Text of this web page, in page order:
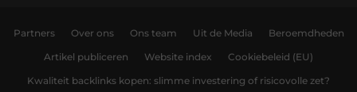
Partners Over ons Ons team Uit de Media Beroemdheden
Artikel publiceren Website index Cookiebeleid (EU)
Kwaliteit backlinks kopen: slimme investering of risicovolle zet?